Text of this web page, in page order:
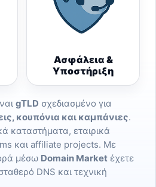
Ασφάλεια &
Υποστήριξη
gTLD σχεδιασμένο για
κουπόνια και καμπάνιες.
καταστήματα, εταιρικά
και affiliate projects. Με
μέσω Domain Market έχετε
DNS και τεχνική